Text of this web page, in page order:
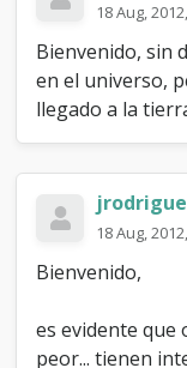
18 Aug,
Bienvenido, sin
en el universo,
llegado a la
18 Aug,
Bienvenido,
es evidente que
peor... tienen